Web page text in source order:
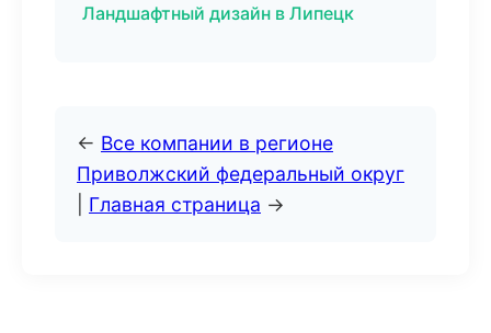
Ландшафтный дизайн в Липецк
← Все компании в регионе
Приволжский федеральный округ
Главная страница →